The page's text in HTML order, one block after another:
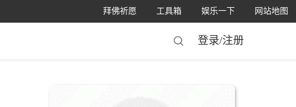
网站地图
娱乐一下
工具箱
拜佛祈愿
登录/注册